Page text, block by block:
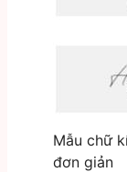
Mẫu chữ
đơn giản